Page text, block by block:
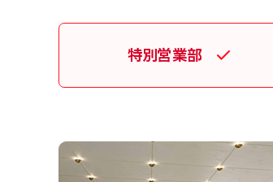
特別営業部